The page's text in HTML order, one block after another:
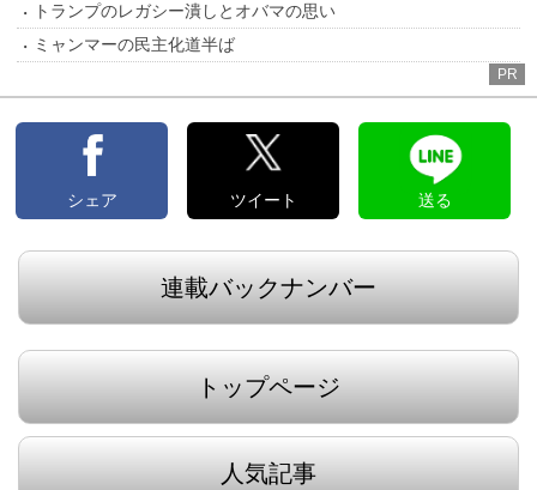
トランプのレガシー潰しとオバマの思い
ミャンマーの民主化道半ば
PR
シェア ツイート 送る
連載バックナンバー
トップページ
人気記事